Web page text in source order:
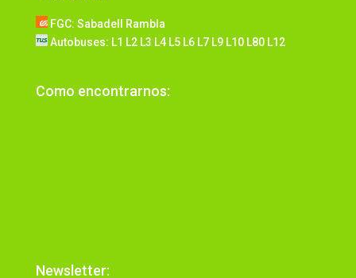
FGC: Sabadell Rambla
Autobuses: L1 L2 L3 L4 L5 L6 L7 L9 L10 L80 L12
Como encontrarnos:
Newsletter: